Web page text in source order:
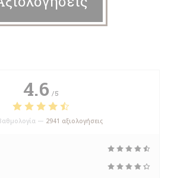
4.6 /5
— 2941 αξιολογήσεις